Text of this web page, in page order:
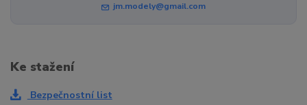
jm.modely@gmail.com
Ke stažení
Bezpečnostní list